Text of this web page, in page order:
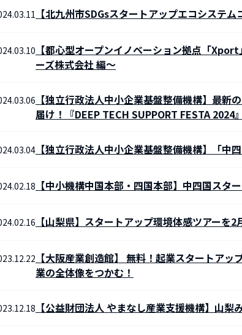
【北九州市SDGsスタートアップエコシステ
【都心型オープンイノベーション拠点「
ーズ株式会社 編～
【独立行政法人中小企業基盤整備機構】最新
届け！『DEEP TECH SUPPORT FESTA 2024
【独立行政法人中小企業基盤整備機構】「中
【中小機構中国本部・四国本部】中四国スタ
【山梨県】スタートアップ環境体感ツアーを2
【大阪産業創造館】 無料！起業スタートア
業の全体像をつかむ！
【公益財団法人 やまなし産業支援機構】山梨